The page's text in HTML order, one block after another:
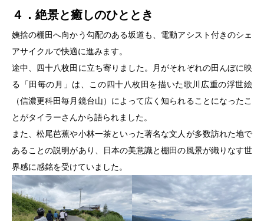
４．絶景と癒しのひととき
姨捨の棚田へ向かう勾配のある坂道も、電動アシスト付きのシェ
アサイクルで快適に進みます。
途中、四十八枚田に立ち寄りました。月がそれぞれの田んぼに映
る「田毎の月」は、この四十八枚田を描いた歌川広重の浮世絵
（信濃更科田毎月鏡台山）によって広く知られることになったこ
とがタイラーさんから語られました。
また、松尾芭蕉や小林一茶といった著名な文人が多数訪れた地で
あることの説明があり、日本の美意識と棚田の風景が織りなす世
界感に感銘を受けていました。